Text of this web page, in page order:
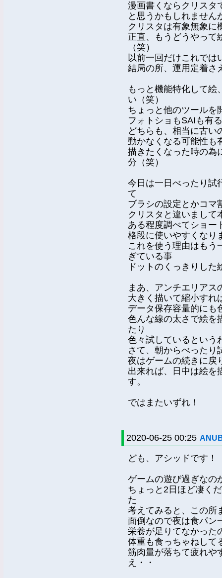
漫画書くならクリスタ
と思うかもしれません
クリスタは有象無象に
正直、もうどうやって
（笑）
以前一回だけこれでは
結局の所、運用定着さ
もっと機能特化して絵
い（笑）
ちょっと他のツールを
フォトショもSAIも有
どちらも、相当に古い
動かなくなる可能性も
描きたくなった時の為
分（笑）
今日は一日べったり試
て
ブラシの設定とかコマ
クリスタと違いまして
ある程度調べてショー
格段に使いやすくなり
これを使う理由はもう
ぎている事
ドットのくっきりし
まあ、アンチエリアス
大きく描いて縮小すれ
データ保存容量的にも
色んな線の太さで絵を
たり
色々試しているという
さて、朝からべったり
夜はゲームの続きに戻
出来れば、日中は絵を
す。
ではまたいずれ！
2020-06-25 00:25
ども、アシッドです！
ゲームの遊び過ぎなの
ちょっと2日ほど凄く
た
考えてみると、この所
面倒なので夜は食パン
栄養が足りてなかった
体重も食っちゃねして
筋肉量が落ちて疲れや
え・・